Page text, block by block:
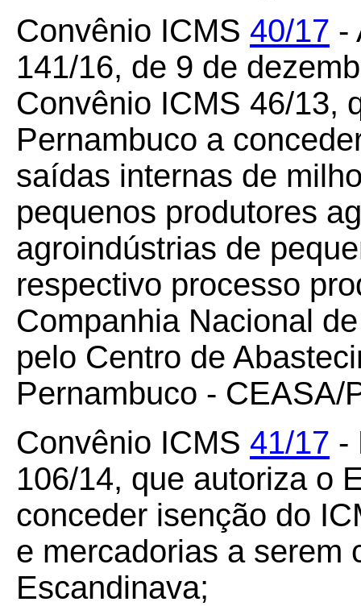
Convênio ICMS 40/17 -
141/16, de 9 de
Convênio ICMS 46/13,
Pernambuco a
saídas internas de
pequenos produtores
agroindústrias de
respectivo processo
Companhia Nacional
pelo Centro de
Pernambuco - CEASA/
Convênio ICMS 41/17 -
106/14, que autoriza o
conceder isenção do
e mercadorias a serem
Escandinava;